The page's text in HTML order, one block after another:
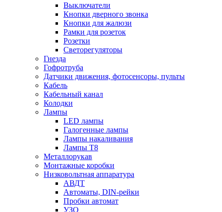
Выключатели
Кнопки дверного звонка
Кнопки для жалюзи
Рамки для розеток
Розетки
Светорегуляторы
Гнезда
Гофротруба
Датчики движения, фотосенсоры, пульты
Кабель
Кабельный канал
Колодки
Лампы
LED лампы
Галогенные лампы
Лампы накаливания
Лампы Т8
Металлорукав
Монтажные коробки
Низковольтная аппаратура
АВДТ
Автоматы, DIN-рейки
Пробки автомат
УЗО